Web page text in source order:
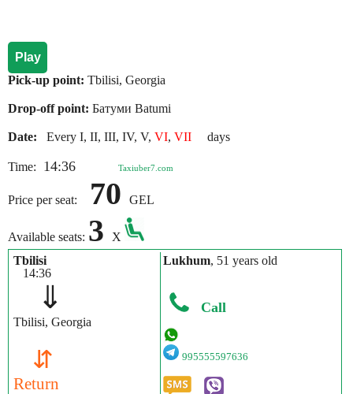
Play
Pick-up point: Tbilisi, Georgia
Drop-off point: Батуми Batumi
Date: Every I, II, III, IV, V, VI, VII days
Time: 14:36 Taxiuber7.com
Price per seat: 70 GEL
Available seats: 3
X
Tbilisi
14:36
⇓
Tbilisi, Georgia
⇵
Return
Lukhum, 51 years old
Call
995555597636